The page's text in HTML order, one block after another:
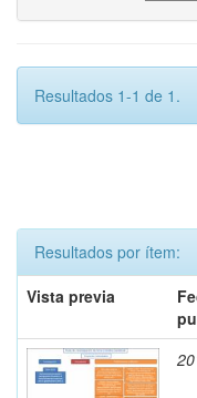
Resultados 1-1 de 1.
Resultados por ítem:
Vista previa